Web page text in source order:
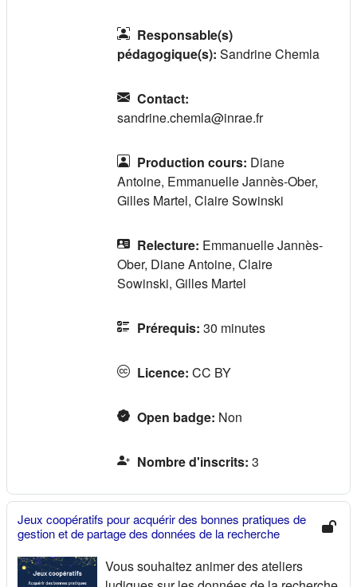
Responsable(s)
pédagogique(s): Sandrine Chemla
Contact:
sandrine.chemla@inrae.fr
Production cours: Diane
Antoine, Emmanuelle Jannès-Ober,
Gilles Martel, Claire Sowinski
Relecture: Emmanuelle Jannès-
Ober, Diane Antoine, Claire
Sowinski, Gilles Martel
Prérequis: 30 minutes
Licence: CC BY
Open badge: Non
Nombre d'inscrits: 3
Jeux coopératifs pour acquérir des bonnes pratiques de
gestion et de partage des données de la recherche
Vous souhaitez animer des ateliers